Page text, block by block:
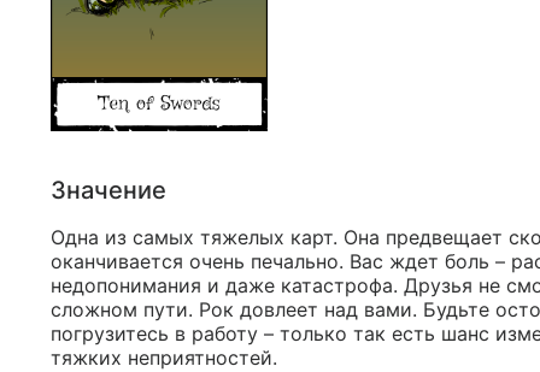
Значение
Одна из самых тяжелых карт. Она предвещает
оканчивается очень печально. Вас ждет боль –
недопонимания и даже катастрофа. Друзья не
сложном пути. Рок довлеет над вами. Будьте
погрузитесь в работу – только так есть шанс
тяжких неприятностей.